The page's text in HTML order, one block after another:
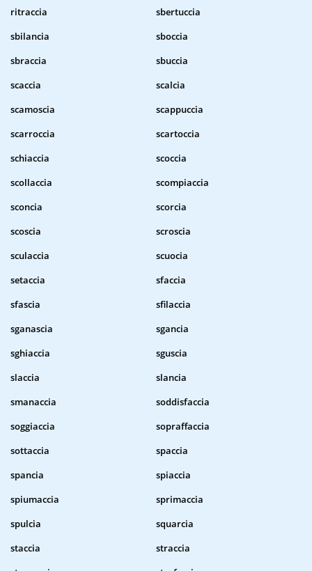
ritraccia
sbertuccia
sbilancia
sboccia
sbraccia
sbuccia
scaccia
scalcia
scamoscia
scappuccia
scarroccia
scartoccia
schiaccia
scoccia
scollaccia
scompiaccia
sconcia
scorcia
scoscia
scroscia
sculaccia
scuocia
setaccia
sfaccia
sfascia
sfilaccia
sganascia
sgancia
sghiaccia
sguscia
slaccia
slancia
smanaccia
soddisfaccia
soggiaccia
sopraffaccia
sottaccia
spaccia
spancia
spiaccia
spiumaccia
sprimaccia
spulcia
squarcia
staccia
straccia